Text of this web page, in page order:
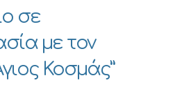
σε
με τον
Κοσμάς”